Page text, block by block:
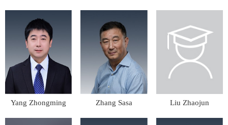
Yang Zhongming Zhang Sasa Liu Zhaojun